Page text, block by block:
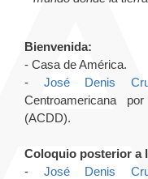
Bienvenida:
- Casa de América.
- José Denis
Centroamericana
(ACDD).
Coloquio posterior a
- José Denis